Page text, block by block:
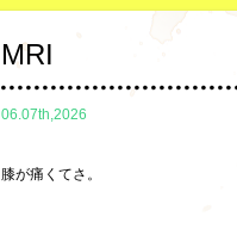
MRI
06.07th,2026
膝が痛くてさ。